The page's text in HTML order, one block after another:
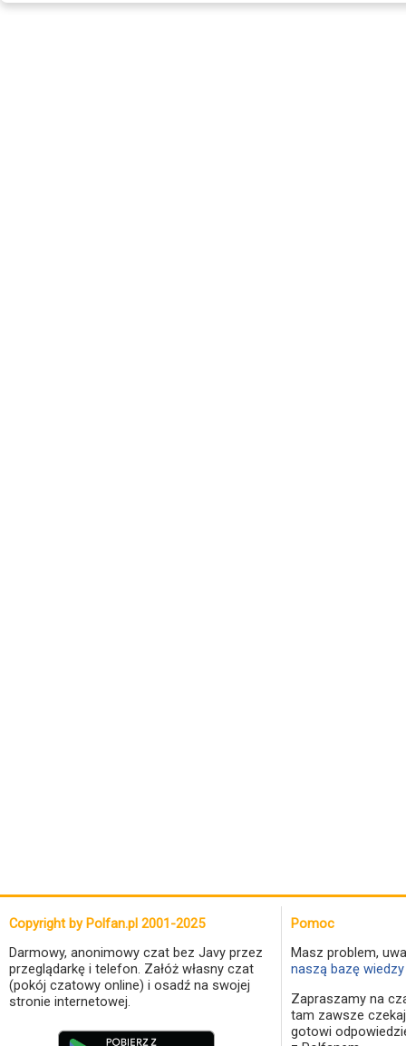
Copyright by Polfan.pl 2001-2025
Darmowy, anonimowy czat bez Javy przez
przeglądarkę i telefon. Załóż własny czat
(pokój czatowy online) i osadź na swojej
stronie internetowej.
Pomoc
Masz problem,
naszą bazę
Zapraszamy na
tam zawsze
gotowi